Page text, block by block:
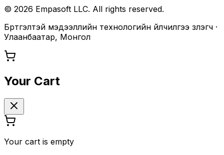
© 2026 Empasoft LLC. All rights reserved.
Бүртгэлтэй мэдээллийн технологийн үйлчилгээ үзүүлэгч ·
Улаанбаатар, Монгол
Your Cart
Your cart is empty